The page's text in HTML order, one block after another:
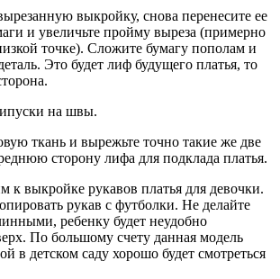
выкройку, снова перенесите ее
и увеличьте пройму выреза (примерно
точке). Сложите бумагу пополам и
Это будет лиф будущего платья, то
на швы.
ткань и вырежьте точно такие же две
сторону лифа для подклада платья.
к выкройке рукавов платья для девочки.
рукав с футболки. Не делайте
ребенку будет неудобно
По большому счету данная модель
в детском саду хорошо будет смотреться